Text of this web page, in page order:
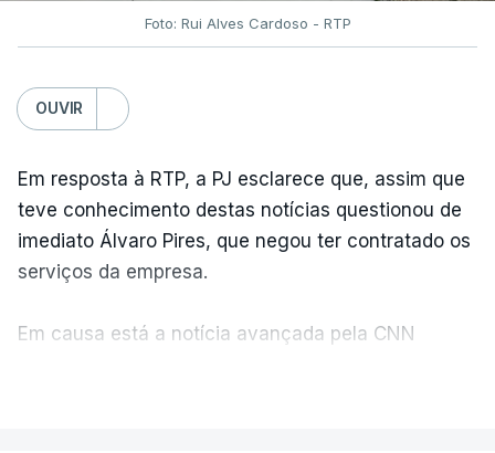
Foto: Rui Alves Cardoso - RTP
OUVIR
Em resposta à RTP, a PJ esclarece que, assim que
teve conhecimento destas notícias questionou de
imediato Álvaro Pires, que negou ter contratado os
serviços da empresa.
Em causa está a notícia avançada pela CNN